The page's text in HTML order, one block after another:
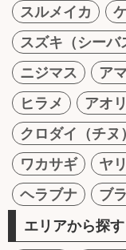
スルメイカ
スズキ（シーバ
ニジマス
ア
ヒラメ
アオ
クロダイ（チヌ）
ワカサギ
ヤ
ヘラブナ
ブ
エリアから探す